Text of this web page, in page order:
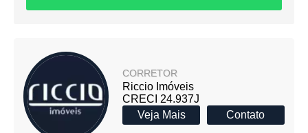
CORRETOR
Riccio Imóveis
CRECI 24.937J
Veja Mais
Contato